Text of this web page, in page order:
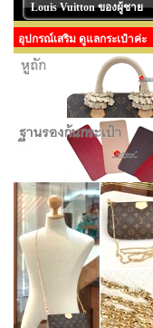
Louis Vuitton ของผู้ชาย
อุปกรณ์เสริม ดูแลกระเป๋าค่ะ